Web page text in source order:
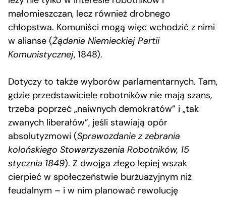
małomieszczan, lecz również drobnego
chłopstwa. Komuniści mogą więc wchodzić z nimi
w alianse (Żądania Niemieckiej Partii
Komunistycznej, 1848).
Dotyczy to także wyborów parlamentarnych. Tam,
gdzie przedstawiciele robotników nie mają szans,
trzeba poprzeć „naiwnych demokratów” i „tak
zwanych liberałów”, jeśli stawiają opór
absolutyzmowi (Sprawozdanie z zebrania
kolońskiego Stowarzyszenia Robotników, 15
stycznia 1849). Z dwojga złego lepiej wszak
cierpieć w społeczeństwie burżuazyjnym niż
feudalnym – i w nim planować rewolucję